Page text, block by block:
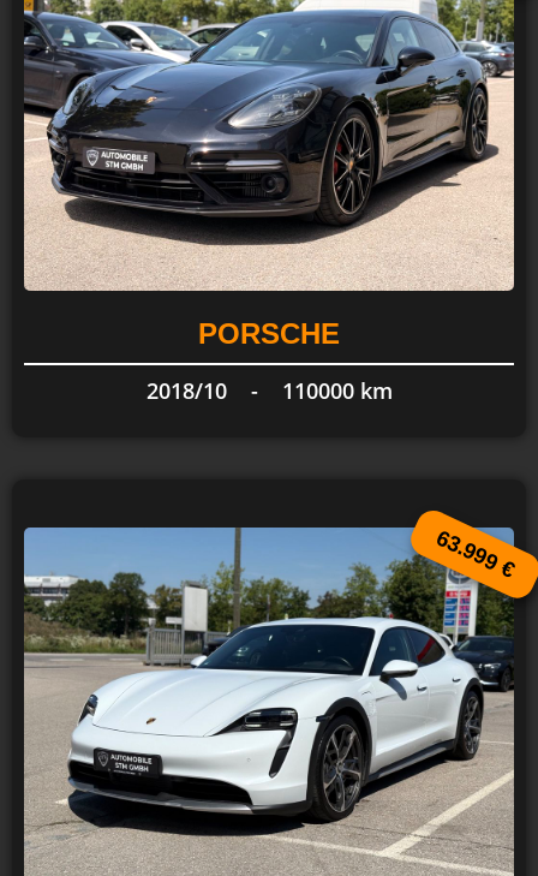
PORSCHE
2018/10 - 110000 km
63.999 €